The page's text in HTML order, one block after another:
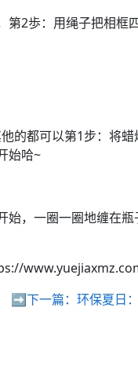
2歩：用绳子把相框
的都可以第1步：将
始哈~
，一圈一圈地缠在
➡️下一篇： 环保夏日